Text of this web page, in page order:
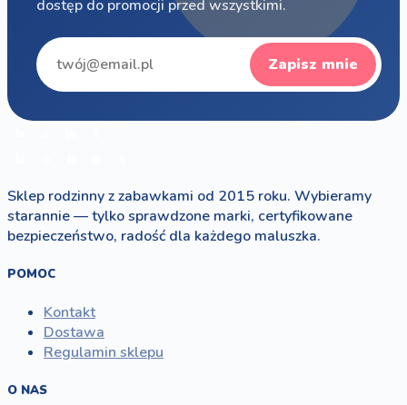
dostęp do promocji przed wszystkimi.
Zapisz mnie
Sklep rodzinny z zabawkami od 2015 roku. Wybieramy
starannie — tylko sprawdzone marki, certyfikowane
bezpieczeństwo, radość dla każdego maluszka.
POMOC
Kontakt
Dostawa
Regulamin sklepu
O NAS